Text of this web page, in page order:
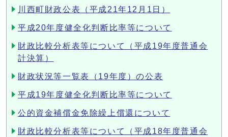
川西町財政公表（平成21年12月1日）
平成20年度健全化判断比率等について
財政比較分析表等について（平成19年度普通会
計決算）
財政状況等一覧表（19年度）の公表
平成19年度健全化判断比率等について
公的資金補償金免除繰上償還について
財政比較分析表等について（平成18年度普通会